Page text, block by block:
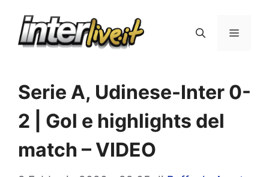
Menu
Serie A, Udinese-Inter 0-
2 | Gol e highlights del
match – VIDEO